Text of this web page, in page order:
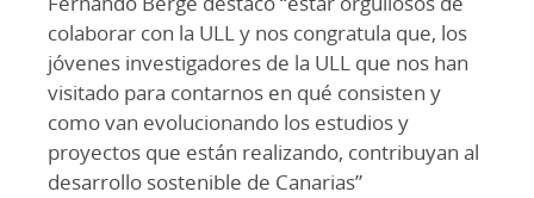
colaborar con la ULL y nos congratula que, los
jóvenes investigadores de la ULL que nos han
visitado para contarnos en qué consisten y
como van evolucionando los estudios y
proyectos que están realizando, contribuyan al
desarrollo sostenible de Canarias”